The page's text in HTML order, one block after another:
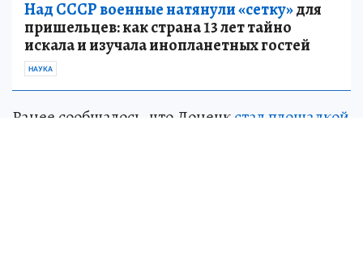
Над СССР военные натянули «сетку»для
пришельцев: как страна 13 лет тайно
искала и изучала инопланетных гостей
НАУКА
Ранее сообщалось, что Донецкстал площадкой